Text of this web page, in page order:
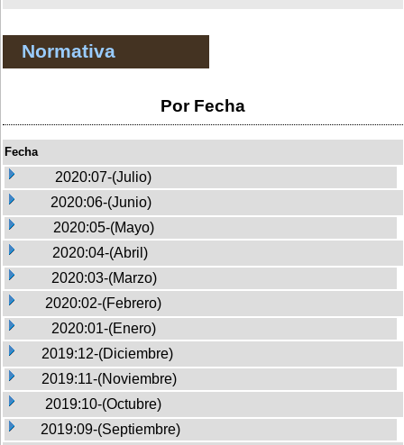
Normativa
Por Fecha
Fecha
2020:07-(Julio)
2020:06-(Junio)
2020:05-(Mayo)
2020:04-(Abril)
2020:03-(Marzo)
2020:02-(Febrero)
2020:01-(Enero)
2019:12-(Diciembre)
2019:11-(Noviembre)
2019:10-(Octubre)
2019:09-(Septiembre)